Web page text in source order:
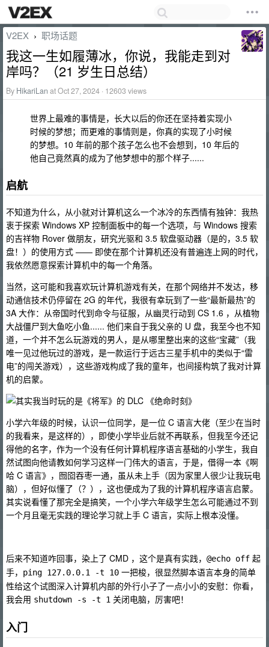
V2EX › 职场话题
我这一生如履薄冰，你说，我能走到对
岸吗？（21 岁生日总结）
By HikariLan at Oct 27, 2024 · 12603 views
世界上最难的事情是，长大以后的你还在坚持着实现小
时候的梦想；而更难的事情则是，你真的实现了小时候
的梦想。10 年前的那个孩子怎么也不会想到，10 年后的
他自己竟然真的成为了他梦想中的那个样子......
启航
不知道为什么，从小就对计算机这么一个冰冷的东西情有独钟：我热
衷于探索 Windows XP 控制面板中的每一个选项，与 Windows 搜索
的吉祥物 Rover 做朋友，研究光驱和 3.5 软盘驱动器（是的，3.5 软
盘！）的使用方式 —— 即使在那个计算机还没有普遍连上网的时代，
我依然愿意探索计算机中的每一个角落。
当然，这可能和我喜欢玩计算机游戏有关，在那个网络并不发达，移
动通信技术仍停留在 2G 的年代，我很有幸玩到了一些“最新最热”的
3A 大作：从帝国时代到命令与征服，从幽灵行动到 CS 1.6 ，从植物
大战僵尸到大鱼吃小鱼...... 他们来自于我父亲的 U 盘，我至今也不知
道，一个并不怎么玩游戏的男人，是从哪里整出来的这些“宝藏”（我
唯一见过他玩过的游戏，是一款运行于远古三星手机中的类似于“雷
电”的闯关游戏），这些游戏构成了我的童年，也间接构筑了我对计算
机的启蒙。
小学六年级的时候，认识一位同学，是一位 C 语言大佬（至少在当时
的我看来，是这样的），即使小学毕业后就不再联系，但我至今还记
得他的名字，作为一个没有任何计算机程序语言基础的小学生，我自
然试图向他请教如何学习这样一门伟大的语言，于是，借得一本《啊
哈 C 语言》，囫囵吞枣一通，虽从未上手（因为家里人很少让我玩电
脑），但好似懂了（？），这也便成为了我的计算机程序语言启蒙。
其实说看懂了那完全是搞笑，一个小学六年级学生怎么可能通过不到
一个月且毫无实践的理论学习就上手 C 语言，实际上根本没懂。
后来不知道咋回事，染上了 CMD ，这个是真有实践， @echo off 起
手，
ping 127.0.0.1 -t 10 一把梭，很显然脚本语言本身的简单
性给这个试图深入计算机内部的外行小子了一点小小的安慰：你看，
我会用 shutdown -s -t 1 关闭电脑，厉害吧！
入门